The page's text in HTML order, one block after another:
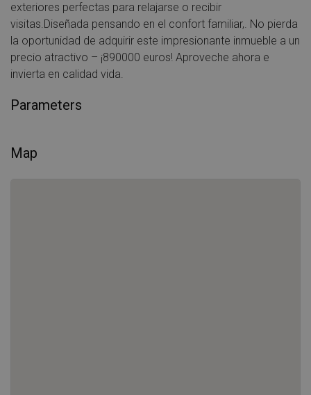
exteriores perfectas para relajarse o recibir
visitas.Diseñada pensando en el confort familiar,. No pierda
la oportunidad de adquirir este impresionante inmueble a un
precio atractivo – ¡890000 euros! Aproveche ahora e
invierta en calidad vida.
Parameters
Map